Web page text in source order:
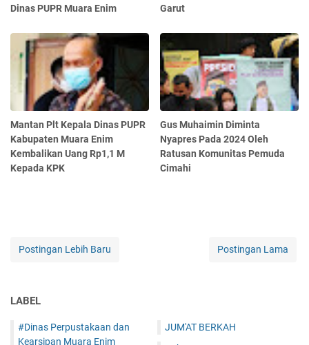
Dinas PUPR Muara Enim
Garut
Mantan Plt Kepala Dinas PUPR
Kabupaten Muara Enim
Kembalikan Uang Rp1,1 M
Kepada KPK
Gus Muhaimin Diminta
Nyapres Pada 2024 Oleh
Ratusan Komunitas Pemuda
Cimahi
Postingan Lebih Baru Postingan Lama
LABEL
#Dinas Perpustakaan dan
Kearsipan Muara Enim
JUM'AT BERKAH